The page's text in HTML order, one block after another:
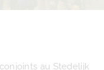
au Stedelijk